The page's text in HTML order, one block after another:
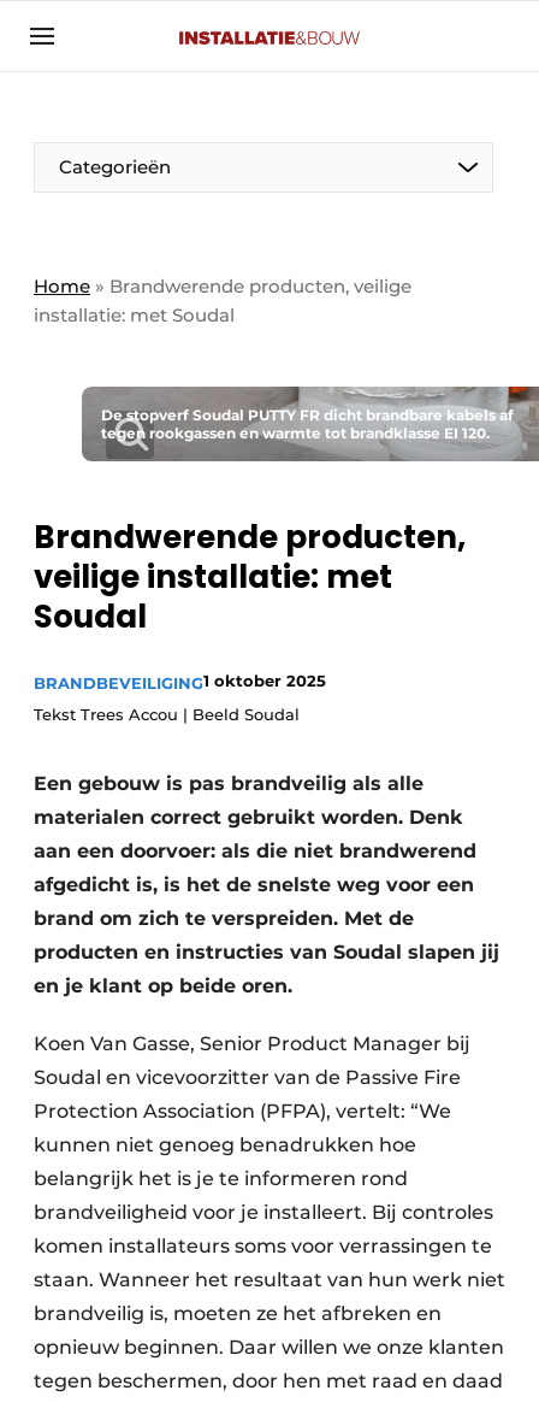
Aanmelden
Banner overzicht
BedrijvenAanmeldenBedankt voor de aanmelding
Contact
Evenement aanmelden
Nieuwsbrief
Privacy / Cookie statement
Vacature aanmelden
Vacatures
Categorieën
Panelgesprek
Solar
Sanitair
Binnenklimaat
Ventilatie
Warmtepompen
Home » Brandwerende producten, veilige
installatie: met Soudal
De stopverf Soudal PUTTY FR dicht brandbare kabels af
tegen rookgassen en warmte tot brandklasse EI 120.
Brandwerende producten,
veilige installatie: met
Soudal
BRANDBEVEILIGING1 oktober 2025
Tekst Trees Accou | Beeld Soudal
Een gebouw is pas brandveilig als alle
materialen correct gebruikt worden. Denk
aan een doorvoer: als die niet brandwerend
afgedicht is, is het de snelste weg voor een
brand om zich te verspreiden. Met de
producten en instructies van Soudal slapen jij
en je klant op beide oren.
Koen Van Gasse, Senior Product Manager bij
Soudal en vicevoorzitter van de Passive Fire
Protection Association (PFPA), vertelt: “We
kunnen niet genoeg benadrukken hoe
belangrijk het is je te informeren rond
brandveiligheid voor je installeert. Bij controles
komen installateurs soms voor verrassingen te
staan. Wanneer het resultaat van hun werk niet
brandveilig is, moeten ze het afbreken en
opnieuw beginnen. Daar willen we onze klanten
tegen beschermen, door hen met raad en daad